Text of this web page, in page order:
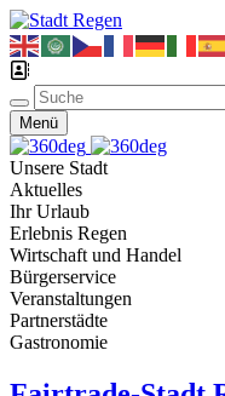
Menü
Unsere Stadt
Aktuelles
Ihr Urlaub
Erlebnis Regen
Wirtschaft und Handel
Bürgerservice
Veranstaltungen
Partnerstädte
Gastronomie